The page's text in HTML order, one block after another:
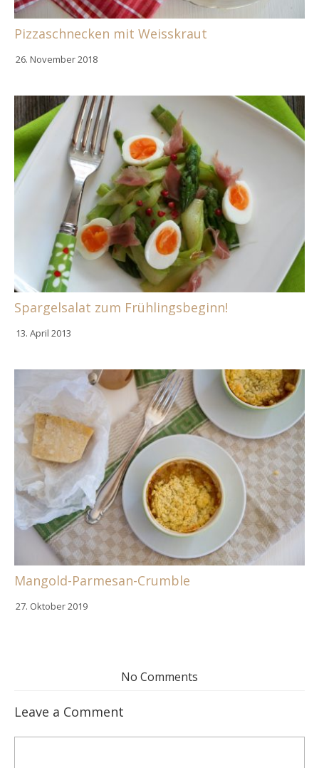
Pizzaschnecken mit Weisskraut
26. November 2018
Spargelsalat zum Frühlingsbeginn!
13. April 2013
Mangold-Parmesan-Crumble
27. Oktober 2019
No Comments
Leave a Comment